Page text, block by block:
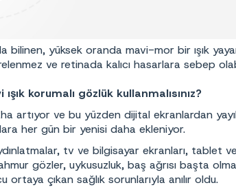
bilinen, yüksek oranda mavi-mor bir ışık
ve retinada kalıcı hasarlara sebep
korumalı gözlük kullanmalısınız?
ve bu yüzden dijital ekranlardan
her gün bir yenisi daha ekleniyor.
tv ve bilgisayar ekranları, tablet
gözler, uykusuzluk, baş ağrısı başta
ortaya çıkan sağlık sorunlarıyla anılır oldu.